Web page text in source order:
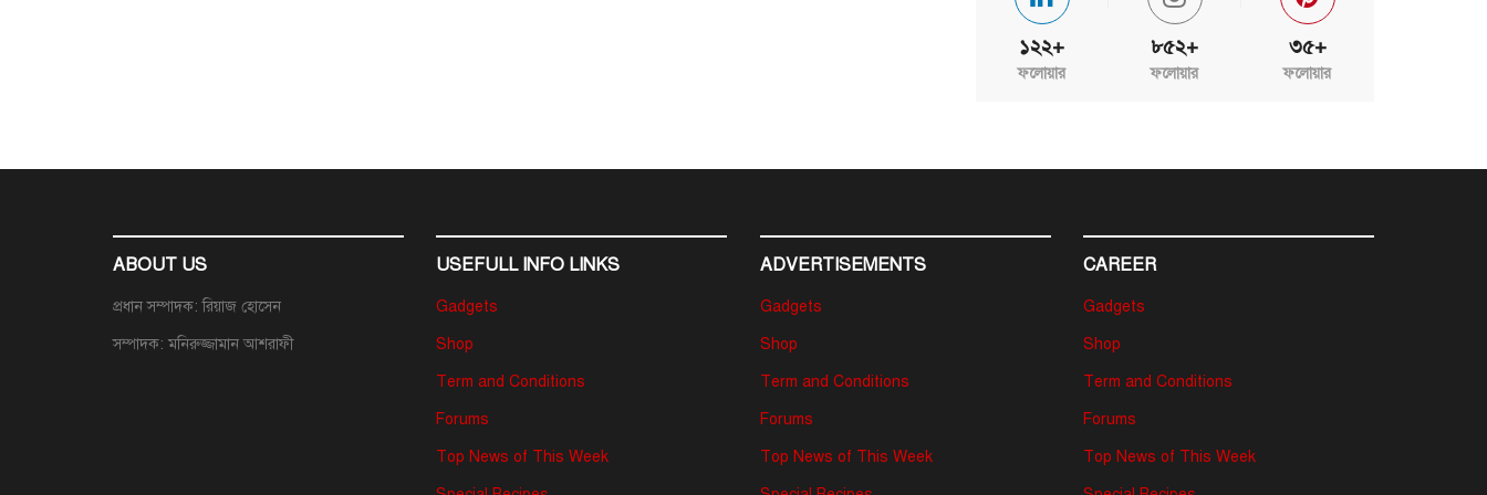
১২২+
ফলোয়ার
৮৫২+
ফলোয়ার
৩৫+
ফলোয়ার
ABOUT US
প্রধান সম্পাদক: রিয়াজ হোসেন
সম্পাদক: মনিরুজ্জামান আশরাফী
USEFULL INFO LINKS
Gadgets
Shop
Term and Conditions
Forums
Top News of This Week
ADVERTISEMENTS
Gadgets
Shop
Term and Conditions
Forums
Top News of This Week
CAREER
Gadgets
Shop
Term and Conditions
Forums
Top News of This Week